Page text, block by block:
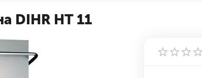
DIHR HT 11